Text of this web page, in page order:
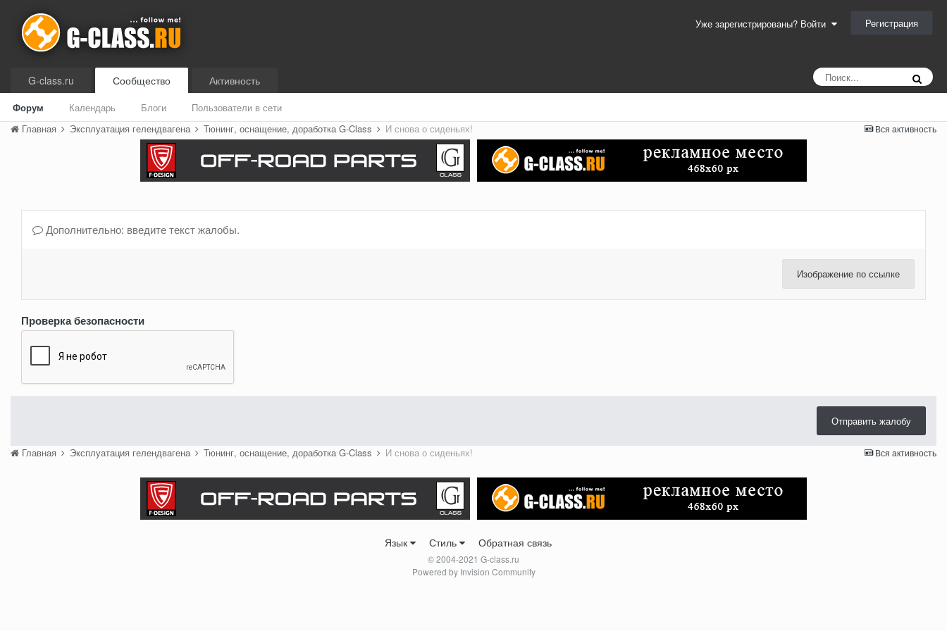
Уже зарегистрированы? Войти Регистрация
G-class.ru Сообщество
Форум Календарь Блоги Пользователи в сети
Активность
Вся активность
Главная Эксплуатация гелендвагена Тюнинг, оснащение, доработка G-Class И снова о сиденьях!
Дополнительно: введите текст жалобы.
Изображение по ссылке
Проверка безопасности
Отправить жалобу
Вся активность
Главная Эксплуатация гелендвагена Тюнинг, оснащение, доработка G-Class И снова о сиденьях!
Язык Стиль Обратная связь
© 2004-2021 G-class.ru
Powered by Invision Community